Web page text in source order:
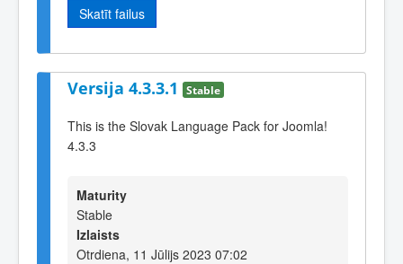
Skatīt failus
Versija 4.3.3.1 Stable
This is the Slovak Language Pack for Joomla!
4.3.3
Maturity
Stable
Izlaists
Otrdiena, 11 Jūlijs 2023 07:02